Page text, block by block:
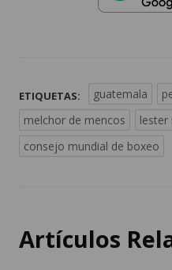
ETIQUETAS: guatemala
melchor de mencos
lester
consejo mundial de boxeo
Artículos